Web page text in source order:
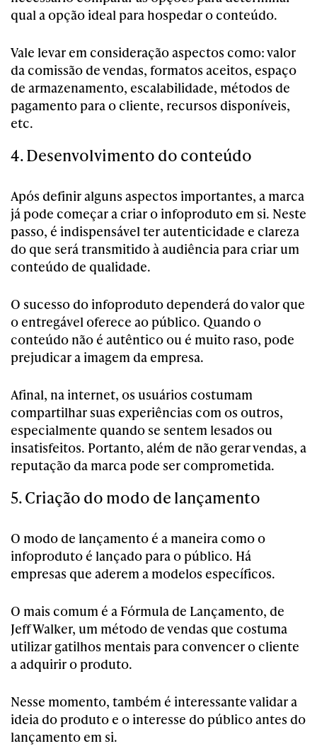
qual a opção ideal para hospedar o conteúdo.
Vale levar em consideração aspectos como: valor
da comissão de vendas, formatos aceitos, espaço
de armazenamento, escalabilidade, métodos de
pagamento para o cliente, recursos disponíveis,
etc.
4. Desenvolvimento do conteúdo
Após definir alguns aspectos importantes, a marca
já pode começar a criar o infoproduto em si. Neste
passo, é indispensável ter autenticidade e clareza
do que será transmitido à audiência para criar um
conteúdo de qualidade.
O sucesso do infoproduto dependerá do valor que
o entregável oferece ao público. Quando o
conteúdo não é autêntico ou é muito raso, pode
prejudicar a imagem da empresa.
Afinal, na internet, os usuários costumam
compartilhar suas experiências com os outros,
especialmente quando se sentem lesados ou
insatisfeitos. Portanto, além de não gerar vendas, a
reputação da marca pode ser comprometida.
5. Criação do modo de lançamento
O modo de lançamento é a maneira como o
infoproduto é lançado para o público. Há
empresas que aderem a modelos específicos.
O mais comum é a Fórmula de Lançamento, de
Jeff Walker, um método de vendas que costuma
utilizar gatilhos mentais para convencer o cliente
a adquirir o produto.
Nesse momento, também é interessante validar a
ideia do produto e o interesse do público antes do
lançamento em si.